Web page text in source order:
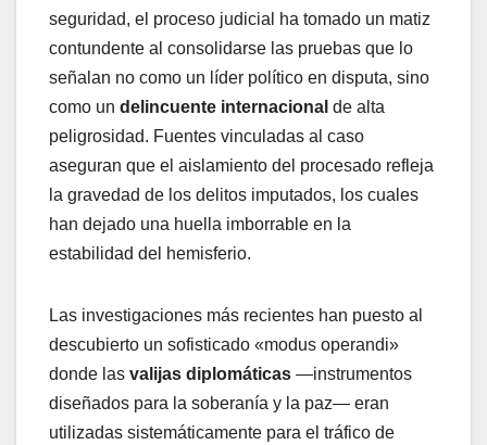
seguridad, el proceso judicial ha tomado un matiz
contundente al consolidarse las pruebas que lo
señalan no como un líder político en disputa, sino
como un delincuente internacional de alta
peligrosidad. Fuentes vinculadas al caso
aseguran que el aislamiento del procesado refleja
la gravedad de los delitos imputados, los cuales
han dejado una huella imborrable en la
estabilidad del hemisferio.
​Las investigaciones más recientes han puesto al
descubierto un sofisticado «modus operandi»
donde las valijas diplomáticas —instrumentos
diseñados para la soberanía y la paz— eran
utilizadas sistemáticamente para el tráfico de